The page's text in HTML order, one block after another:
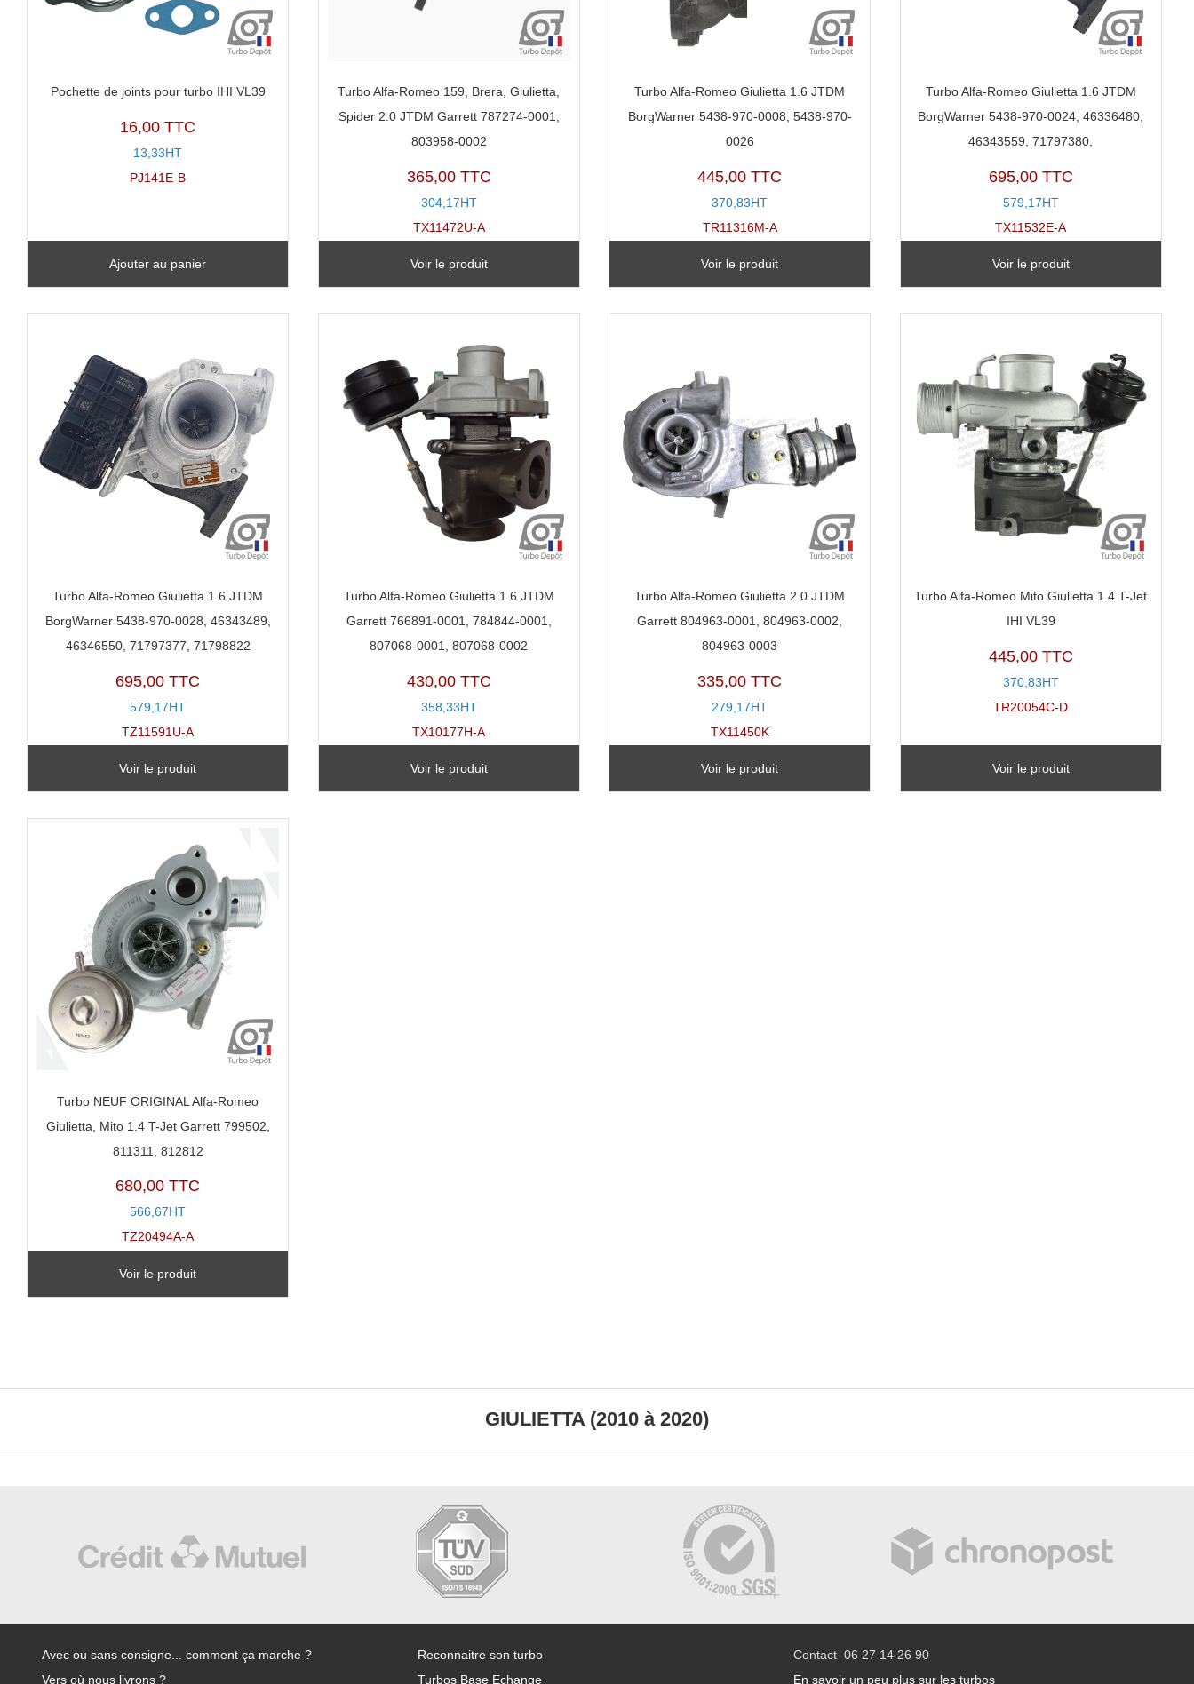
Pochette de joints pour turbo IHI VL39
16,00 TTC
13,33HT
PJ141E-B
Ajouter au panier
Turbo Alfa-Romeo 159, Brera, Giulietta,
Spider 2.0 JTDM Garrett 787274-0001,
803958-0002
365,00 TTC
304,17HT
TX11472U-A
Voir le produit
Turbo Alfa-Romeo Giulietta 1.6 JTDM
BorgWarner 5438-970-0008, 5438-970-
0026
445,00 TTC
370,83HT
TR11316M-A
Voir le produit
Turbo Alfa-Romeo Giulietta 1.6 JTDM
BorgWarner 5438-970-0024, 46336480,
46343559, 71797380,
695,00 TTC
579,17HT
TX11532E-A
Voir le produit
Turbo Alfa-Romeo Giulietta 1.6 JTDM
BorgWarner 5438-970-0028, 46343489,
46346550, 71797377, 71798822
695,00 TTC
579,17HT
TZ11591U-A
Voir le produit
Turbo Alfa-Romeo Giulietta 1.6 JTDM
Garrett 766891-0001, 784844-0001,
807068-0001, 807068-0002
430,00 TTC
358,33HT
TX10177H-A
Voir le produit
Turbo Alfa-Romeo Giulietta 2.0 JTDM
Garrett 804963-0001, 804963-0002,
804963-0003
335,00 TTC
279,17HT
TX11450K
Voir le produit
Turbo Alfa-Romeo Mito Giulietta 1.4 T-Jet
IHI VL39
445,00 TTC
370,83HT
TR20054C-D
Voir le produit
Turbo NEUF ORIGINAL Alfa-Romeo
Giulietta, Mito 1.4 T-Jet Garrett 799502,
811311, 812812
680,00 TTC
566,67HT
TZ20494A-A
Voir le produit
GIULIETTA (2010 à 2020)
Avec ou sans consigne... comment ça marche ?
Vers où nous livrons ?
Reconnaitre son turbo
Turbos Base Echange
Contact 06 27 14 26 90
En savoir un peu plus sur les turbos